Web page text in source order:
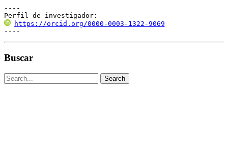
----
Perfil de investigador:
https://orcid.org/0000-0003-1322-9069
----
Buscar